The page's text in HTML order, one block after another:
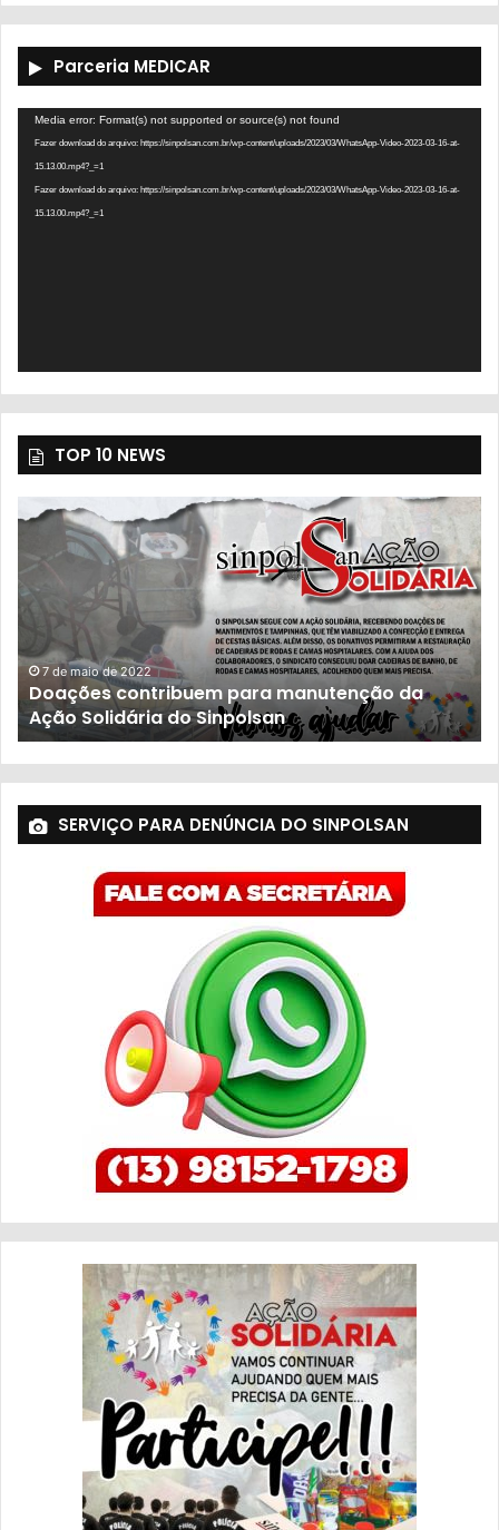
Parceria MEDICAR
Tocador
vídeo
Media error: Format(s) not supported or source(s) not found
Fazer download do arquivo: https://sinpolsan.com.br/wp-content/uploads/2023/03/WhatsApp-Video-2023-03-16-at-
15.13.00.mp4?_=1
Fazer download do arquivo: https://sinpolsan.com.br/wp-content/uploads/2023/03/WhatsApp-Video-2023-03-16-at-
15.13.00.mp4?_=1
TOP 10 NEWS
23 de novembro de 2021
População sofre com descaso do governo
SERVIÇO PARA DENÚNCIA DO SINPOLSAN